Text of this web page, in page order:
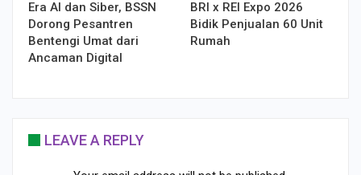
Era AI dan Siber, BSSN
Dorong Pesantren
Bentengi Umat dari
Ancaman Digital
BRI x REI Expo 2026
Bidik Penjualan 60 Unit
Rumah
LEAVE A REPLY